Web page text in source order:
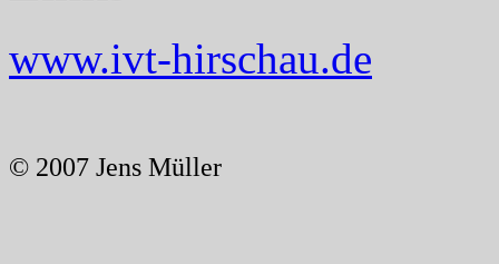
www.ivt-hirschau.de
© 2007 Jens Müller